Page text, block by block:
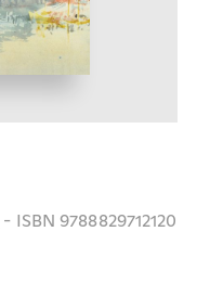
- ISBN 9788829712120